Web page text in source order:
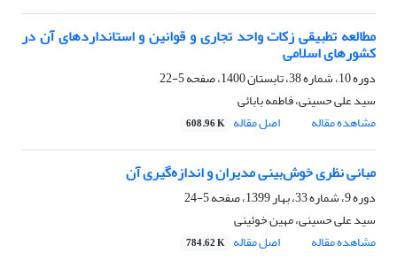
مطالعه تطبیقی زکات واحد تجاری و قوانین و استانداردهای آن در
کشورهای اسلامی
دوره 10، شماره 38، تابستان 1400، صفحه
5-22
سید علی حسینی، فاطمه بابائی
مشاهده مقاله
اصل مقاله 608.96 K
مبانی نظری خوش‌بینی مدیران و اندازه‌گیری آن
دوره 9، شماره 33، بهار 1399، صفحه
5-24
سید علی حسینی، مهین خوئینی
مشاهده مقاله
اصل مقاله 784.62 K